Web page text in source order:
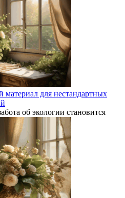
для нестандартных
об экологии становится